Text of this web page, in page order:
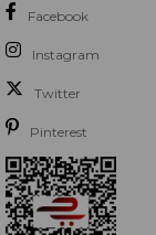
Facebook
Instagram
Twitter
Pinterest